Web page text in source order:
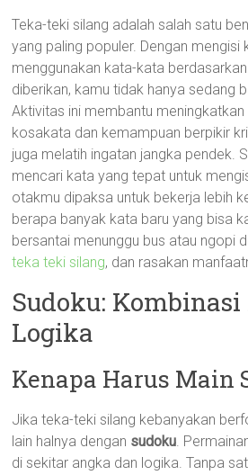
Teka-teki silang adalah salah satu
yang paling populer. Dengan
menggunakan kata-kata
diberikan, kamu tidak hanya sedang
Aktivitas ini membantu
kosakata dan kemampuan berpikir
juga melatih ingatan jangka pendek.
mencari kata yang tepat untuk
otakmu dipaksa untuk bekerja lebih
berapa banyak kata baru yang bisa
bersantai menunggu bus atau ngopi
teka teki silang, dan rasakan
Sudoku:
Logika
Kenapa Harus Main
Jika teka-teki silang kebanyakan
lain halnya dengan sudoku.
di sekitar angka dan logika. Tanpa